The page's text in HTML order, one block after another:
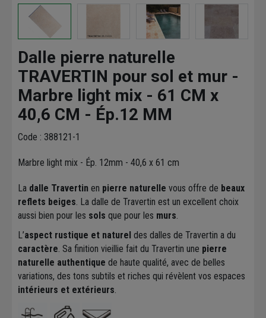
Dalle pierre naturelle
TRAVERTIN pour sol et mur -
Marbre light mix - 61 CM x
40,6 CM - Ép.12 MM
Code : 388121-1
Marbre light mix - Ép. 12mm - 40,6 x 61 cm
La dalle Travertin en pierre naturelle vous offre de beaux
reflets beiges. La dalle de Travertin est un excellent choix
aussi bien pour les sols que pour les murs.
L’aspect rustique et naturel des dalles de Travertin a du
caractère. Sa finition vieillie fait du Travertin une pierre
naturelle authentique de haute qualité, avec de belles
variations, des tons subtils et riches qui révèlent vos espaces
intérieurs et extérieurs.